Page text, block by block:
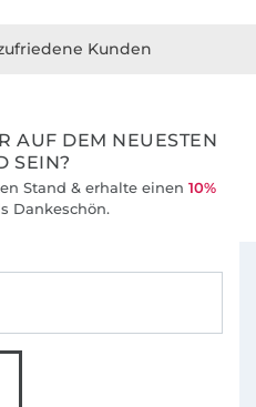
AUF DEM NEUESTEN
SEIN?
Stand & erhalte einen 10%
Dankeschön.